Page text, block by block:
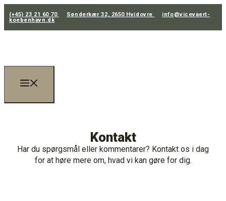
(+45) 23 21 60 70 Sønderkær 32, 2650 Hvidovre
info@vicevaert-
koebenhavn.dk
Kontakt
Har du spørgsmål eller kommentarer? Kontakt os i dag
for at høre mere om, hvad vi kan gøre for dig.